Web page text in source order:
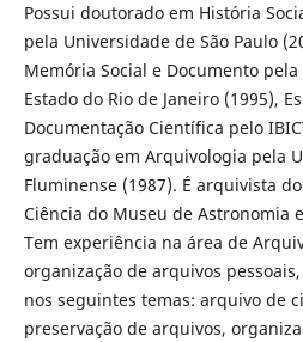
Possui doutorado em História
pela Universidade de São Paulo
Memória Social e Documento
Estado do Rio de Janeiro (1995),
Documentação Científica pelo
graduação em Arquivologia pela
Fluminense (1987). É arquivista
Ciência do Museu de Astronomia
Tem experiência na área de
organização de arquivos
nos seguintes temas: arquivo de
preservação de arquivos,